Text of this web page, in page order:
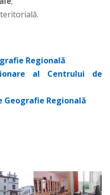
Regională
al Centrului de
Regională